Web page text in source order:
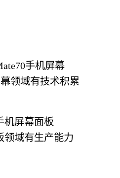
手机屏幕
领域有技术积累
机屏幕面板
领域有生产能力